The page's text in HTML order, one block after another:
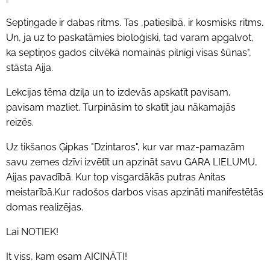
Septiņgade ir dabas ritms. Tas ,patiesībā, ir kosmisks ritms.
Un, ja uz to paskatāmies bioloģiski, tad varam apgalvot,
ka septiņos gados cilvēkā nomainās pilnīgi visas šūnas",
stāsta Aija.
Lekcijas tēma dziļa un to izdevās apskatīt pavisam,
pavisam mazliet. Turpināsim to skatīt jau nākamajās
reizēs.
Uz tikšanos Ģipkas "Dzintaros", kur var maz-pamazām
savu zemes dzīvi izvētīt un apzināt savu GARA LIELUMU,
Aijas pavadībā. Kur top visgardākās putras Anitas
meistarībā.Kur radošos darbos visas apzināti manifestētās
domas realizējas.
Lai NOTIEK!
It viss, kam esam AICINĀTI!